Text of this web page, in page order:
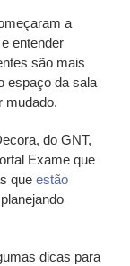
a
entender
são mais
espaço da sala
mudado.
do GNT,
Exame que
que estão
dicas para